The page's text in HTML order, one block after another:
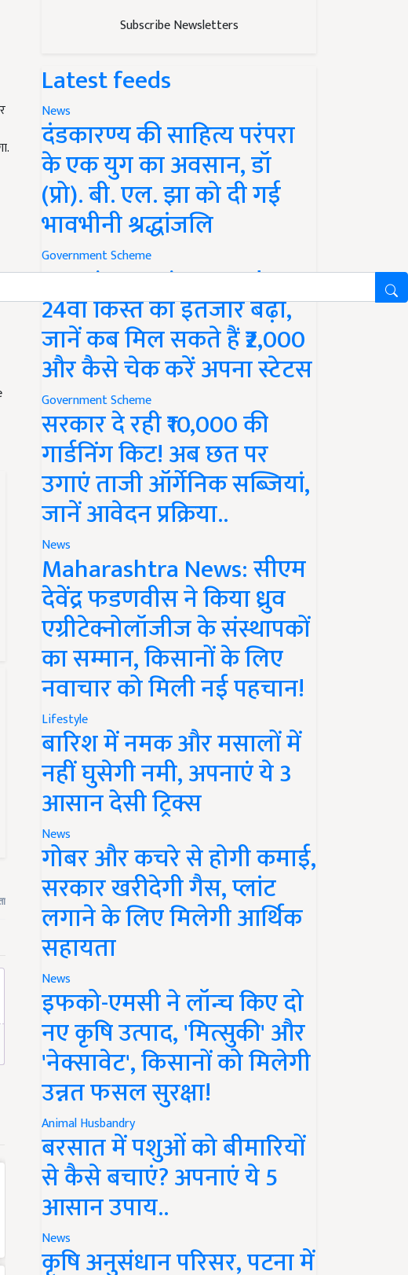
Subscribe Newsletters
Latest feeds
News
दंडकारण्य की साहित्य परंपरा
के एक युग का अवसान, डॉ
(प्रो). बी. एल. झा को दी गई
भावभीनी श्रद्धांजलि
Government Scheme
PM Kisan Yojana Update:
24वीं किस्त का इंतजार बढ़ा,
जानें कब मिल सकते हैं ₹2,000
और कैसे चेक करें अपना स्टेटस
Government Scheme
सरकार दे रही ₹10,000 की
गार्डनिंग किट! अब छत पर
उगाएं ताजी ऑर्गेनिक सब्जियां,
जानें आवेदन प्रक्रिया..
News
Maharashtra News: सीएम
देवेंद्र फडणवीस ने किया ध्रुव
एग्रीटेक्नोलॉजीज के संस्थापकों
का सम्मान, किसानों के लिए
नवाचार को मिली नई पहचान!
Lifestyle
बारिश में नमक और मसालों में
नहीं घुसेगी नमी, अपनाएं ये 3
आसान देसी ट्रिक्स
News
गोबर और कचरे से होगी कमाई,
सरकार खरीदेगी गैस, प्लांट
लगाने के लिए मिलेगी आर्थिक
सहायता
News
इफको-एमसी ने लॉन्च किए दो
नए कृषि उत्पाद, 'मित्सुकी' और
'नेक्सावेट', किसानों को मिलेगी
उन्नत फसल सुरक्षा!
Animal Husbandry
बरसात में पशुओं को बीमारियों
से कैसे बचाएं? अपनाएं ये 5
आसान उपाय..
News
कृषि अनुसंधान परिसर, पटना में